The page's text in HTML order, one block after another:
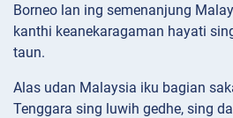
Borneo lan ing semenanjung
kanthi keanekaragaman hayati
taun.
Alas udan Malaysia iku bagian
Tenggara sing luwih gedhe, sing